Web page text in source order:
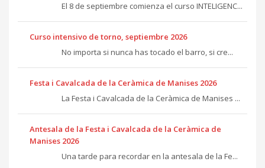
El 8 de septiembre comienza el curso INTELIGENC...
Curso intensivo de torno, septiembre 2026
No importa si nunca has tocado el barro, si cre...
Festa i Cavalcada de la Ceràmica de Manises 2026
La Festa i Cavalcada de la Ceràmica de Manises ...
Antesala de la Festa i Cavalcada de la Ceràmica de
Manises 2026
Una tarde para recordar en la antesala de la Fe...